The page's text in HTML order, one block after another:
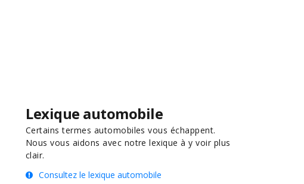
Lexique automobile
Certains termes automobiles vous échappent.
Nous vous aidons avec notre lexique à y voir plus
clair.
Consultez le lexique automobile